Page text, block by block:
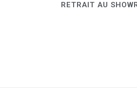
RETRAIT AU